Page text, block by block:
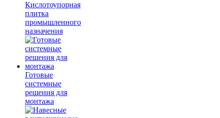
Кислотоупорная
плитка
промышленного
назначения
Готовые
системные
решения для
монтажа